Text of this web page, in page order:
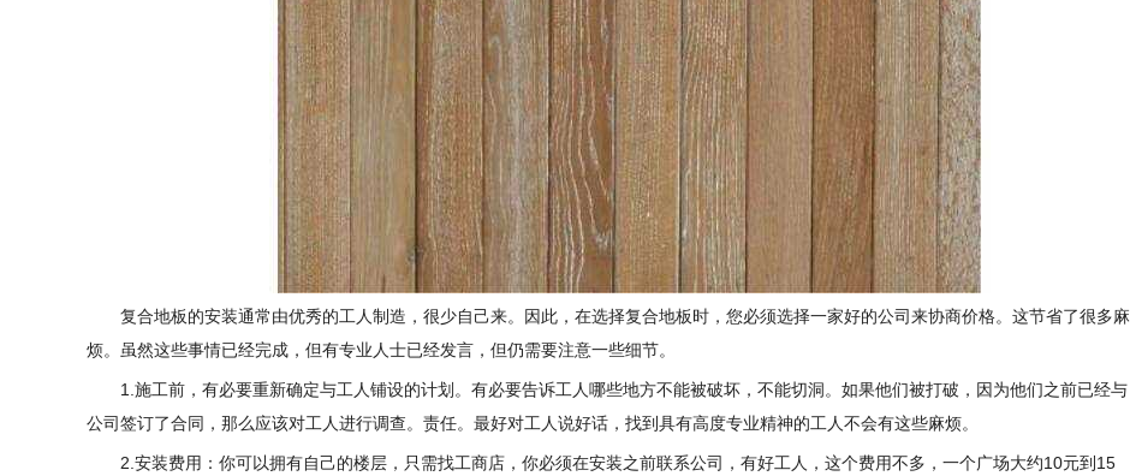
复合地板的安装通常由优秀的工人制造，很少自己来。因此，在选择复合地板时，您必须选择一家好的公司来协商价格。这节省了很多麻
烦。虽然这些事情已经完成，但有专业人士已经发言，但仍需要注意一些细节。
1.施工前，有必要重新确定与工人铺设的计划。有必要告诉工人哪些地方不能被破坏，不能切洞。如果他们被打破，因为他们之前已经与
公司签订了合同，那么应该对工人进行调查。责任。最好对工人说好话，找到具有高度专业精神的工人不会有这些麻烦。
2.安装费用：你可以拥有自己的楼层，只需找工商店，你必须在安装之前联系公司，有好工人，这个费用不多，一个广场大约10元到15